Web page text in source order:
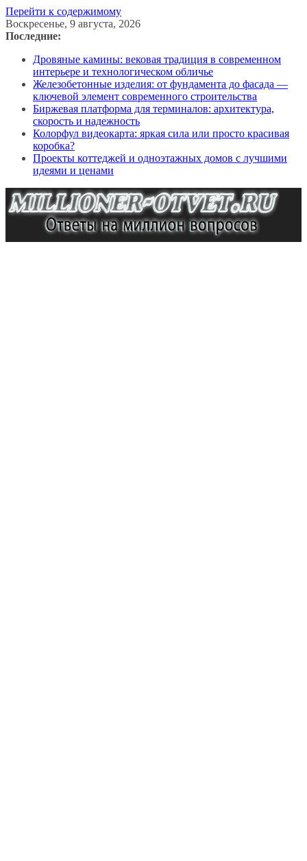
Перейти к содержимому
Воскресенье, 9 августа, 2026
Последние:
Дровяные камины: вековая традиция в современном
интерьере и технологическом обличье
Железобетонные изделия: от фундамента до фасада —
ключевой элемент современного строительства
Биржевая платформа для терминалов: архитектура,
скорость и надежность
Колорфул видеокарта: яркая сила или просто красивая
коробка?
Проекты коттеджей и одноэтажных домов с лучшими
идеями и ценами